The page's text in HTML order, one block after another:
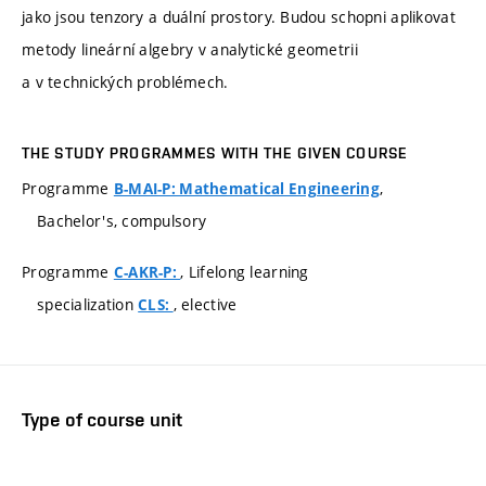
jako jsou tenzory a duální prostory. Budou schopni aplikovat
metody lineární algebry v analytické geometrii
a v technických problémech.
THE STUDY PROGRAMMES WITH THE GIVEN COURSE
Programme B-MAI-P: Mathematical Engineering,
Bachelor's, compulsory
Programme C-AKR-P:, Lifelong learning
specializationCLS: , elective
Type of course unit